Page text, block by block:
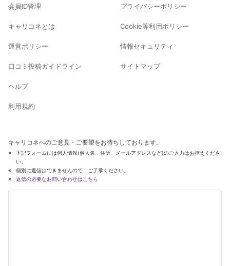
会員ID管理
キャリコネとは
運営ポリシー
口コミ投稿ガイドライン
ヘルプ
利用規約
プライバシーポリシー
Cookie等利用ポリシー
情報セキュリティ
サイトマップ
キャリコネへのご意見・ご要望をお待ちしております。
下記フォームには個人情報(個人名、住所、メールアドレスなど)のご入力はお控えくださ
い。
個別に返信はできませんので、ご了承ください。
返信の必要なお問い合わせはこちら